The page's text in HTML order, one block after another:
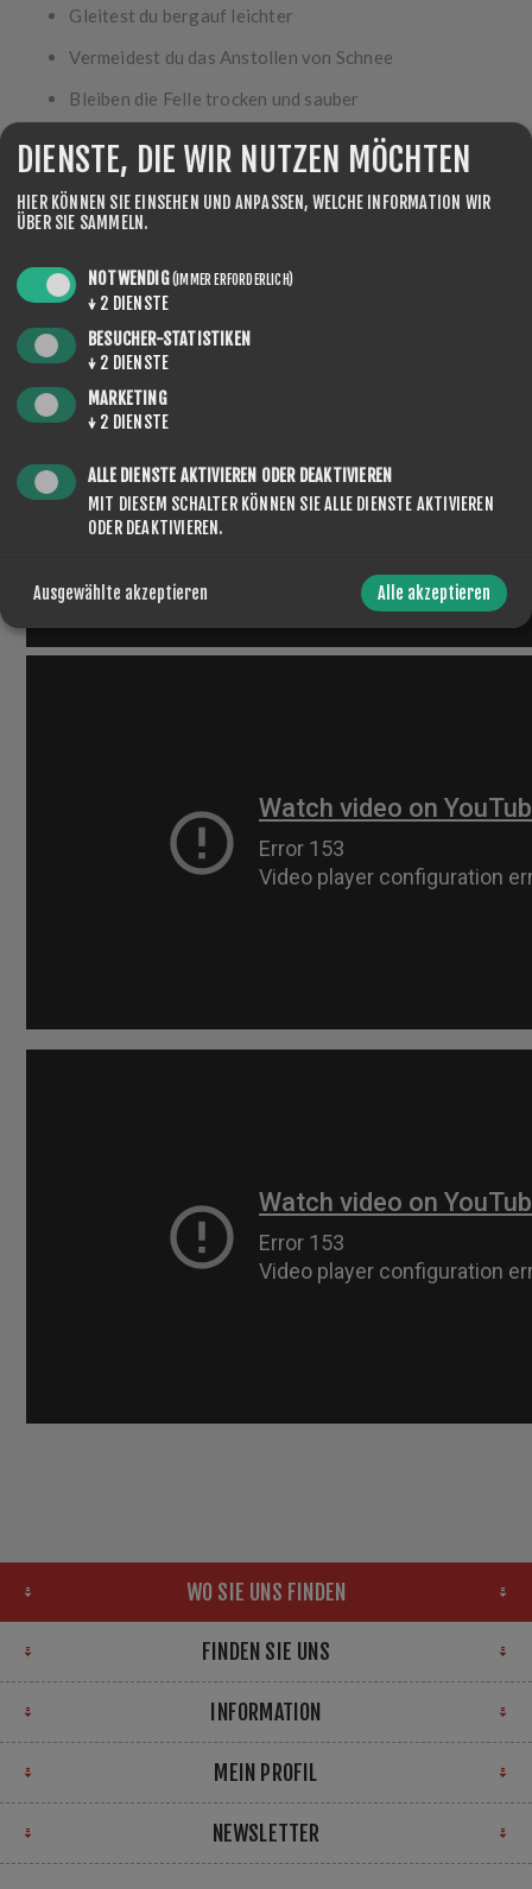
Gleitest du bergauf leichter
Vermeidest du das Anstollen von Schnee
Bleiben die Felle trocken und sauber
Fazit:
Schneller wachsen – schneller gleiten!
Mit YES Skiwax bist du immer top vorbereitet – egal ob
WO SIE UNS FINDEN
FINDEN SIE UNS
INFORMATION
MEIN PROFIL
NEWSLETTER
DIENSTE, DIE WIR NUTZEN MÖCHTEN
HIER KÖNNEN SIE EINSEHEN UND ANPASSEN, WELCHE INFORMATION WIR
ÜBER SIE SAMMELN.
NOTWENDIG(IMMER ERFORDERLICH)
↓ 2 DIENSTE
BESUCHER-STATISTIKEN
↓ 2 DIENSTE
MARKETING
↓ 2 DIENSTE
ALLE DIENSTE AKTIVIEREN ODER DEAKTIVIEREN
MIT DIESEM SCHALTER KÖNNEN SIE ALLE DIENSTE AKTIVIEREN
ODER DEAKTIVIEREN.
Ausgewählte akzeptieren Alle akzeptieren